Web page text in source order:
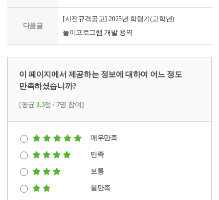
다음글
[사전규격공고] 2025년 학령기(고학년)
놀이프로그램 개발 용역
이 페이지에서 제공하는 정보에 대하여 어느 정도
만족하셨습니까?
[평균3.3점 / 7명 참여]
매우만족
만족
보통
불만족